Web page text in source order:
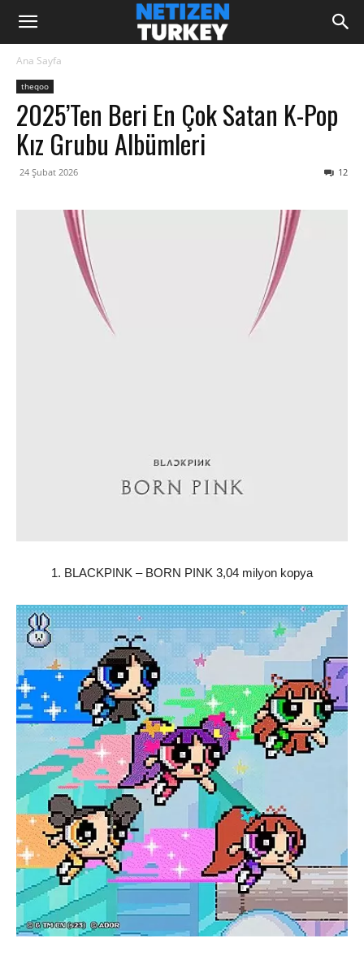
Ana Sayfa
theqoo
2025’ten Beri En Çok Satan K-Pop
Kız Grubu Albümleri
24 Şubat 2026 12
1. BLACKPINK – BORN PINK 3,04 milyon kopya